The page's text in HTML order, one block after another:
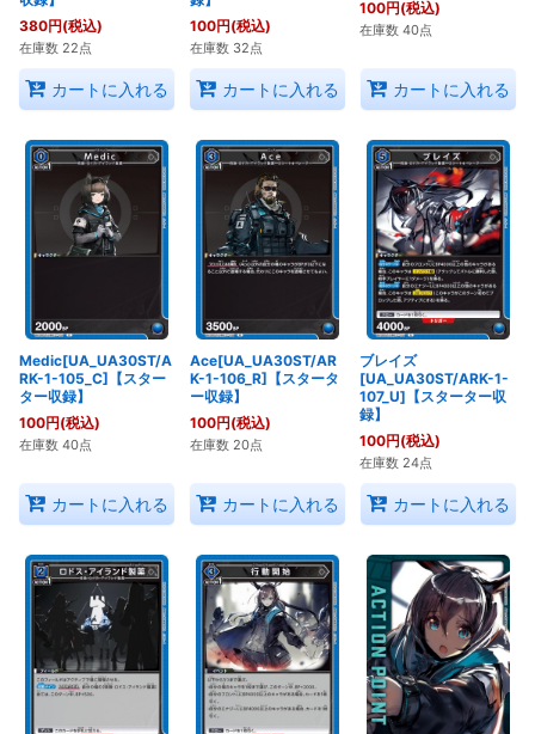
380円(税込)
在庫数 22点
カートに入れる
100円(税込)
在庫数 32点
カートに入れる
100円(税込)
在庫数 40点
カートに入れる
Medic[UA_UA30ST/A
RK-1-105_C]【スター
ター収録】
100円(税込)
在庫数 40点
カートに入れる
Ace[UA_UA30ST/AR
K-1-106_R]【スタータ
ー収録】
100円(税込)
在庫数 20点
カートに入れる
ブレイズ
[UA_UA30ST/ARK-1-
107_U]【スターター収
録】
100円(税込)
在庫数 24点
カートに入れる